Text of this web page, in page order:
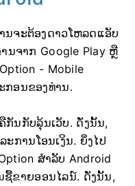
ນຈະຕ້ອງດາວໂຫລດແອັບ
ນຈາກ Google Play ຫຼື
- Mobile
ກອນຂອງທ່ານ.
ນກັບລຸ້ນເວັບ. ດັ່ງນັ້ນ,
ການໂອນເງິນ. ຍິ່ງໄປ
ສຳລັບ Android
ຊື້ຂາຍອອນໄລນ໌. ດັ່ງນັ້ນ,